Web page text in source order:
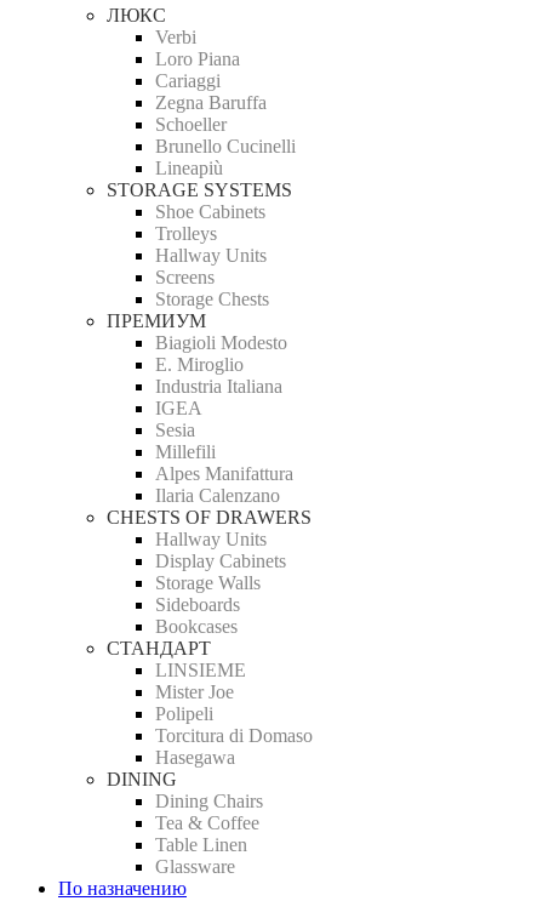
ЛЮКС
Verbi
Loro Piana
Cariaggi
Zegna Baruffa
Schoeller
Brunello Cucinelli
Lineapiù
STORAGE SYSTEMS
Shoe Cabinets
Trolleys
Hallway Units
Screens
Storage Chests
ПРЕМИУМ
Biagioli Modesto
E. Miroglio
Industria Italiana
IGEA
Sesia
Millefili
Alpes Manifattura
Ilaria Calenzano
CHESTS OF DRAWERS
Hallway Units
Display Cabinets
Storage Walls
Sideboards
Bookcases
СТАНДАРТ
LINSIEME
Mister Joe
Polipeli
Torcitura di Domaso
Hasegawa
DINING
Dining Chairs
Tea & Coffee
Table Linen
Glassware
По назначению